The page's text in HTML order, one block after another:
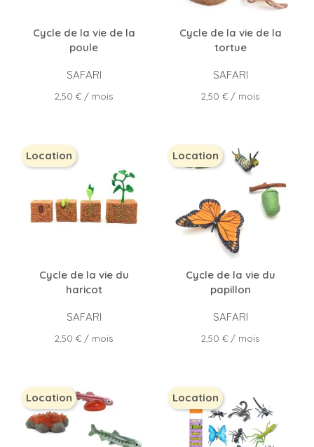
Cycle de la vie de la
poule
SAFARI
Prix
2,50 € / mois
Cycle de la vie de la
tortue
SAFARI
Prix
2,50 € / mois
Cycle de la vie du
haricot
SAFARI
Prix
2,50 € / mois
Location
Cycle de la vie du
papillon
SAFARI
Prix
2,50 € / mois
Location
Location Location